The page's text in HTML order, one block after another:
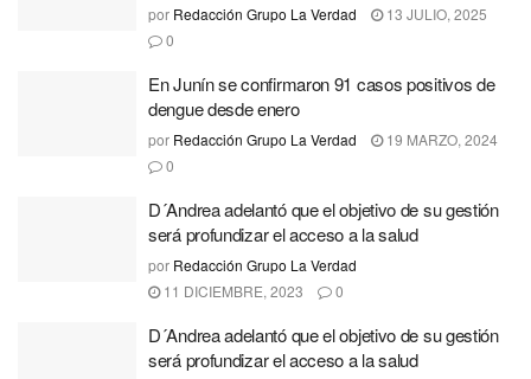
por Redacción Grupo La Verdad
13 JULIO, 2025
0
En Junín se confirmaron 91 casos positivos de
dengue desde enero
por Redacción Grupo La Verdad
19 MARZO, 2024
0
D´Andrea adelantó que el objetivo de su gestión
será profundizar el acceso a la salud
por Redacción Grupo La Verdad
11 DICIEMBRE, 2023
0
D´Andrea adelantó que el objetivo de su gestión
será profundizar el acceso a la salud